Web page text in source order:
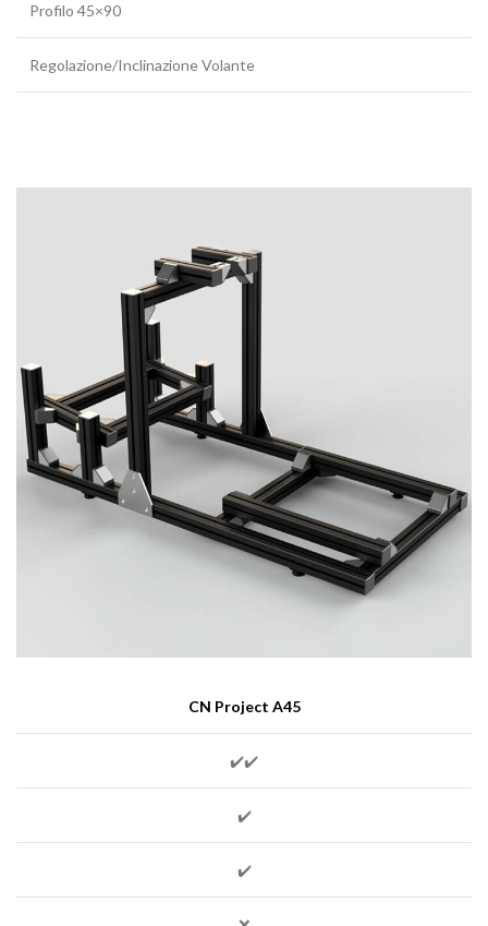
Profilo 45×90
Regolazione/Inclinazione Volante
CN Project A45
✔️✔️
✔️
✔️